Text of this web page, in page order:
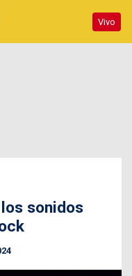
Vivo
sonidos